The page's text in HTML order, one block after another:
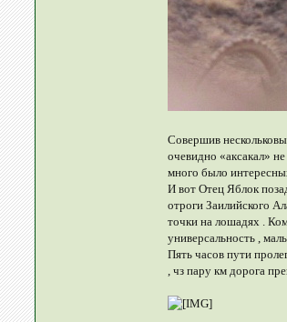
Совершив
очевидно «аксакал»
много было
И вот Отец Яблок
отроги Заилийского
точки на лошадях .
универсальность ,
Пять часов пути
, чз пару км дорога